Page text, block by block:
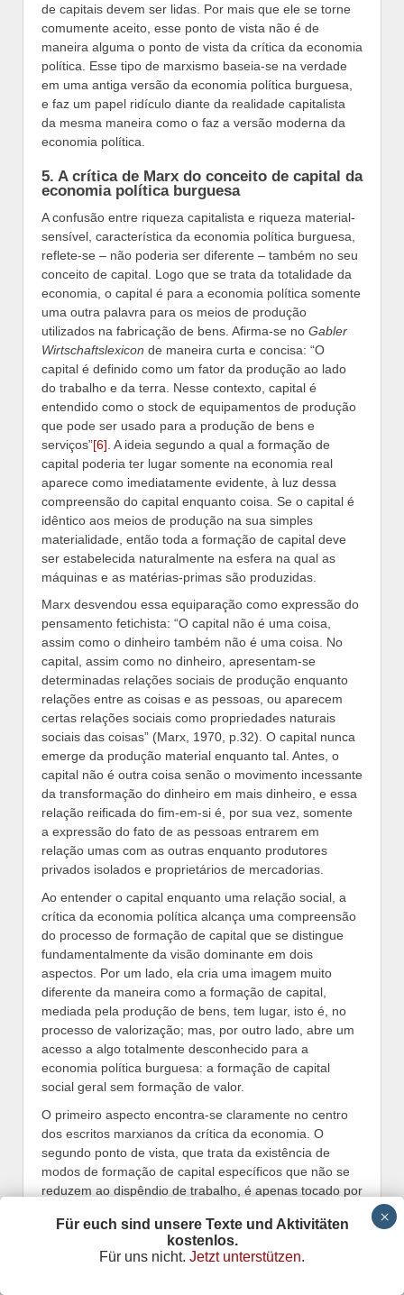
de capitais devem ser lidas. Por mais que ele se torne
comumente aceito, esse ponto de vista não é de
maneira alguma o ponto de vista da crítica da economia
política. Esse tipo de marxismo baseia-se na verdade
em uma antiga versão da economia política burguesa,
e faz um papel ridículo diante da realidade capitalista
da mesma maneira como o faz a versão moderna da
economia política.
5. A crítica de Marx do conceito de capital da
economia política burguesa
A confusão entre riqueza capitalista e riqueza material-
sensível, característica da economia política burguesa,
reflete-se – não poderia ser diferente – também no seu
conceito de capital. Logo que se trata da totalidade da
economia, o capital é para a economia política somente
uma outra palavra para os meios de produção
utilizados na fabricação de bens. Afirma-se no Gabler
Wirtschaftslexicon de maneira curta e concisa: “O
capital é definido como um fator da produção ao lado
do trabalho e da terra. Nesse contexto, capital é
entendido como o stock de equipamentos de produção
que pode ser usado para a produção de bens e
serviços”[6] . A ideia segundo a qual a formação de
capital poderia ter lugar somente na economia real
aparece como imediatamente evidente, à luz dessa
compreensão do capital enquanto coisa. Se o capital é
idêntico aos meios de produção na sua simples
materialidade, então toda a formação de capital deve
ser estabelecida naturalmente na esfera na qual as
máquinas e as matérias-primas são produzidas.
Marx desvendou essa equiparação como expressão do
pensamento fetichista: “O capital não é uma coisa,
assim como o dinheiro também não é uma coisa. No
capital, assim como no dinheiro, apresentam-se
determinadas relações sociais de produção enquanto
relações entre as coisas e as pessoas, ou aparecem
certas relações sociais como propriedades naturais
sociais das coisas” (Marx, 1970, p.32). O capital nunca
emerge da produção material enquanto tal. Antes, o
capital não é outra coisa senão o movimento incessante
da transformação do dinheiro em mais dinheiro, e essa
relação reificada do fim-em-si é, por sua vez, somente
a expressão do fato de as pessoas entrarem em
relação umas com as outras enquanto produtores
privados isolados e proprietários de mercadorias.
Ao entender o capital enquanto uma relação social, a
crítica da economia política alcança uma compreensão
do processo de formação de capital que se distingue
fundamentalmente da visão dominante em dois
aspectos. Por um lado, ela cria uma imagem muito
diferente da maneira como a formação de capital,
mediada pela produção de bens, tem lugar, isto é, no
processo de valorização; mas, por outro lado, abre um
acesso a algo totalmente desconhecido para a
economia política burguesa: a formação de capital
social geral sem formação de valor.
O primeiro aspecto encontra-se claramente no centro
dos escritos marxianos da crítica da economia. O
segundo ponto de vista, que trata da existência de
modos de formação de capital específicos que não se
reduzem ao dispêndio de trabalho, é apenas tocado por
sistemática. No livro III d‘O Capital, ao tratar da renda
fundiária, Marx menciona que a transformação de
recursos naturais em propriedade privada não fornece
Für euch sind unsere Texte und Aktivitäten
kostenlos.
Für uns nicht. Jetzt unterstützen.